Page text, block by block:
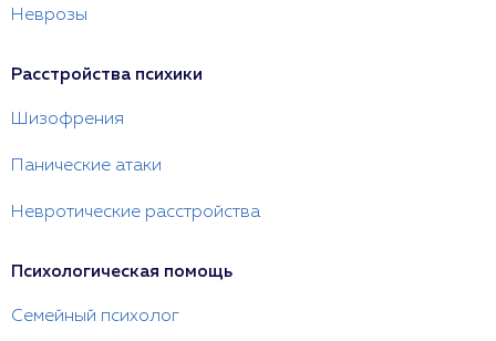
Неврозы
Расстройства психики
Шизофрения
Панические атаки
Невротические расстройства
Психологическая помощь
Семейный психолог